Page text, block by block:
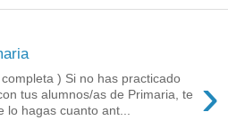
›
) Si no has practicado
tus alumnos/as de Primaria, te
lo hagas cuanto ant...